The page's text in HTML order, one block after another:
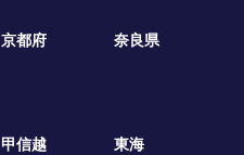
京都府
奈良県
甲信越
東海